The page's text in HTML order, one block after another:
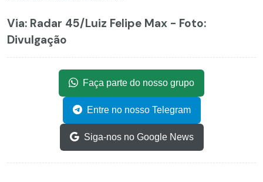
Via: Radar 45/Luiz Felipe Max - Foto:
Divulgação
Faça parte do nosso grupo
Entre no nosso Telegram
Siga-nos no Google News